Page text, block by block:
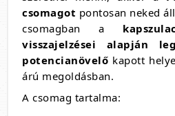
csomagot pontosan neked
csomagban a
visszajelzései alapján
potencianövelő kapott
árú megoldásban.
A csomag tartalma: